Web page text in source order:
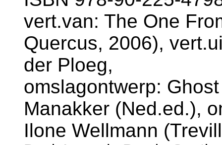
vert.van: The One
Quercus, 2006),
der Ploeg,
omslagontwerp:
Manakker (Ned.ed.),
Ilone Wellmann